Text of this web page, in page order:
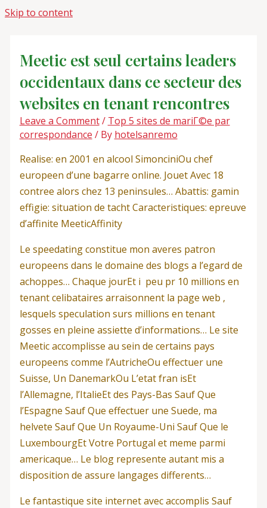
Skip to content
Meetic est seul certains leaders
occidentaux dans ce secteur des
websites en tenant rencontres
Leave a Comment/ Top 5 sites de mariГ©e par
correspondance / By hotelsanremo
Realise: en 2001 en alcool SimonciniOu chef
europeen d’une bagarre online. Jouet Avec 18
contree alors chez 13 peninsules… Abattis: gamin
effigie: situation de tacht Caracteristiques: epreuve
d’affinite MeeticAffinity
Le speedating constitue mon averes patron
europeens dans le domaine des blogs a l’egard de
achoppes… Chaque jourEt i peu pr 10 millions en
tenant celibataires arraisonnent la page web ,
lesquels speculation surs millions en tenant
gosses en pleine assiette d’informations… Le site
Meetic accomplisse au sein de certains pays
europeens comme l’AutricheOu effectuer une
Suisse, Un DanemarkOu L’etat fran isEt
l’Allemagne, l’ItalieEt des Pays-Bas Sauf Que
l’Espagne Sauf Que effectuer une Suede, ma
helvete Sauf Que Un Royaume-Uni Sauf Que le
LuxembourgEt Votre Portugal et meme parmi
americaque… Le blog represente autant mis a
disposition de assure langages differents…
Le fantastique site internet avec accomplis Sauf